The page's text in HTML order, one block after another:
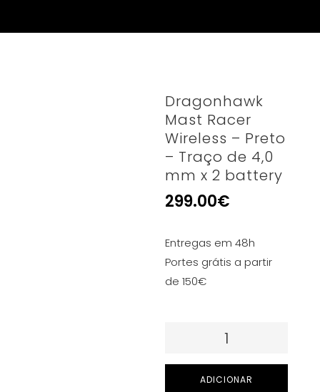
Dragonhawk
Mast Racer
Wireless – Preto
– Traço de 4,0
mm x 2 battery
299.00€
Entregas em 48h
Portes grátis a partir
de 150€
Quantidade
ADICIONAR